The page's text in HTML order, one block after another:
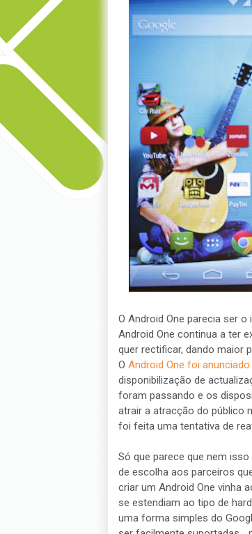
O Android One parecia ser
Android One continua a ter
quer rectificar, dando maior
O Android One foi anunciado
disponibilização de
foram passando e os
atrair a atracção do público
foi feita uma tentativa de
Só que parece que nem
de escolha aos parceiros
criar um Android One vinha
se estendiam ao tipo de
uma forma simples do